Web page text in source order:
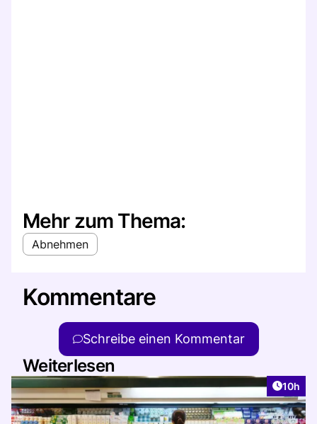
Mehr zum Thema:
Abnehmen
Kommentare
Schreibe einen Kommentar
Weiterlesen
Artikel
10h